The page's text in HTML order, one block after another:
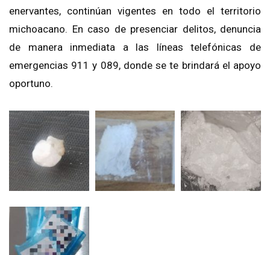
enervantes, continúan vigentes en todo el territorio
michoacano. En caso de presenciar delitos, denuncia
de manera inmediata a las líneas telefónicas de
emergencias 911 y 089, donde se te brindará el apoyo
oportuno.